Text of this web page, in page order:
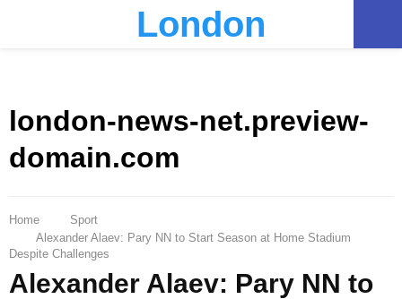
London
london-news-net.preview-
domain.com
Home
Sport
Alexander Alaev: Pary NN to Start Season at Home Stadium
Despite Challenges
Alexander Alaev: Pary NN to